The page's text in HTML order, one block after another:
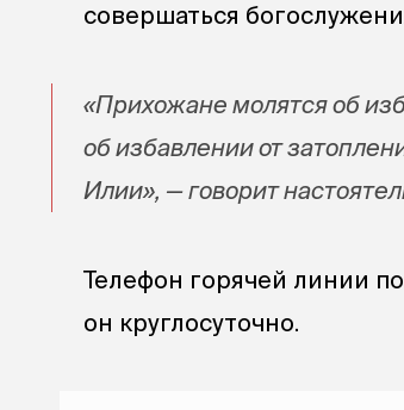
совершаться
«Прихожане молятся об
об избавлении от
Илии», — говорит
Телефон горячей линии
он круглосуточно.